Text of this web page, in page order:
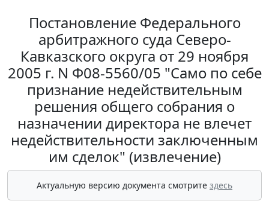
Постановление Федерального
арбитражного суда Северо-
Кавказского округа от 29 ноября
2005 г. N Ф08-5560/05 "Само по себе
признание недействительным
решения общего собрания о
назначении директора не влечет
недействительности заключенным
им сделок" (извлечение)
Актуальную версию документа смотрите здесь